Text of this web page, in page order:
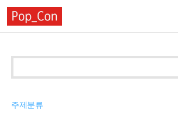
주제분류